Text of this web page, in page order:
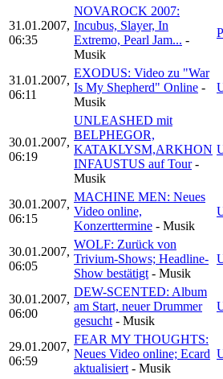
31.01.2007,
06:35
NOVAROCK 2007:
Incubus, Slayer, In
Extremo, Pearl Jam... -
Musik
31.01.2007,
06:11
EXODUS: Video zu "War
Is My Shepherd" Online -
Musik
30.01.2007,
06:19
UNLEASHED mit
BELPHEGOR,
KATAKLYSM,ARKHON
INFAUSTUS auf Tour-
Musik
30.01.2007,
06:15
MACHINE MEN: Neues
Video online,
Konzerttermine - Musik
30.01.2007,
06:05
WOLF: Zurück von
Trivium-Shows; Headline-
Show bestätigt - Musik
30.01.2007,
06:00
DEW-SCENTED: Album
am Start, neuer Drummer
gesucht - Musik
29.01.2007,
06:59
FEAR MY THOUGHTS:
Neues Video online; Ecard
aktualisiert - Musik